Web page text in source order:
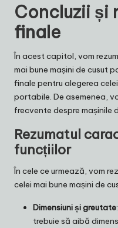
Concluzii și
finale
În acest capitol, vom
mai bune mașini de cusut
finale pentru alegerea
portabile. De asemenea,
frecvente despre mașinile
Rezumatul
funcțiilor
În cele ce urmează, vom
celei mai bune mașini de
Dimensiuni și greutate
trebuie să aibă